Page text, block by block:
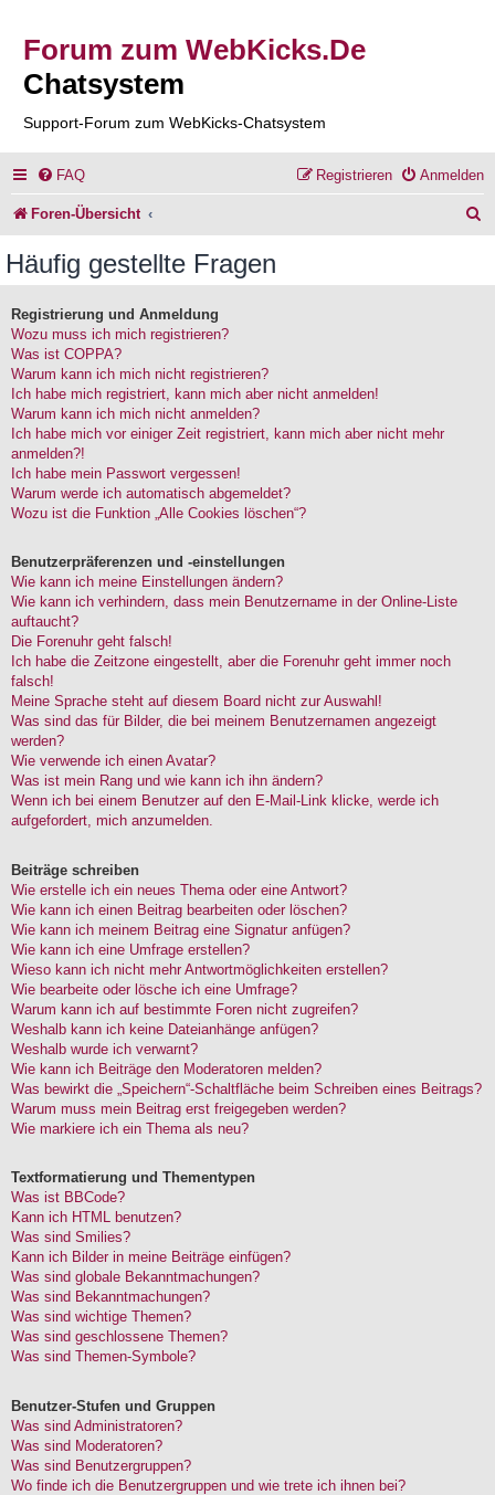
Forum zum WebKicks.De
Chatsystem
Support-Forum zum WebKicks-Chatsystem
FAQ Anmelden
Registrieren
Foren-Übersicht
Häufig gestellte Fragen
Registrierung und Anmeldung
Wozu muss ich mich registrieren?
Was ist COPPA?
Warum kann ich mich nicht registrieren?
Ich habe mich registriert, kann mich aber nicht anmelden!
Warum kann ich mich nicht anmelden?
Ich habe mich vor einiger Zeit registriert, kann mich aber nicht mehr
anmelden?!
Ich habe mein Passwort vergessen!
Warum werde ich automatisch abgemeldet?
Wozu ist die Funktion „Alle Cookies löschen“?
Benutzerpräferenzen und -einstellungen
Wie kann ich meine Einstellungen ändern?
Wie kann ich verhindern, dass mein Benutzername in der Online-Liste
auftaucht?
Die Forenuhr geht falsch!
Ich habe die Zeitzone eingestellt, aber die Forenuhr geht immer noch
falsch!
Meine Sprache steht auf diesem Board nicht zur Auswahl!
Was sind das für Bilder, die bei meinem Benutzernamen angezeigt
werden?
Wie verwende ich einen Avatar?
Was ist mein Rang und wie kann ich ihn ändern?
Wenn ich bei einem Benutzer auf den E-Mail-Link klicke, werde ich
aufgefordert, mich anzumelden.
Beiträge schreiben
Wie erstelle ich ein neues Thema oder eine Antwort?
Wie kann ich einen Beitrag bearbeiten oder löschen?
Wie kann ich meinem Beitrag eine Signatur anfügen?
Wie kann ich eine Umfrage erstellen?
Wieso kann ich nicht mehr Antwortmöglichkeiten erstellen?
Wie bearbeite oder lösche ich eine Umfrage?
Warum kann ich auf bestimmte Foren nicht zugreifen?
Weshalb kann ich keine Dateianhänge anfügen?
Weshalb wurde ich verwarnt?
Wie kann ich Beiträge den Moderatoren melden?
Was bewirkt die „Speichern“-Schaltfläche beim Schreiben eines Beitrags?
Warum muss mein Beitrag erst freigegeben werden?
Wie markiere ich ein Thema als neu?
Textformatierung und Thementypen
Was ist BBCode?
Kann ich HTML benutzen?
Was sind Smilies?
Kann ich Bilder in meine Beiträge einfügen?
Was sind globale Bekanntmachungen?
Was sind Bekanntmachungen?
Was sind wichtige Themen?
Was sind geschlossene Themen?
Was sind Themen-Symbole?
Benutzer-Stufen und Gruppen
Was sind Administratoren?
Was sind Moderatoren?
Was sind Benutzergruppen?
Wo finde ich die Benutzergruppen und wie trete ich ihnen bei?